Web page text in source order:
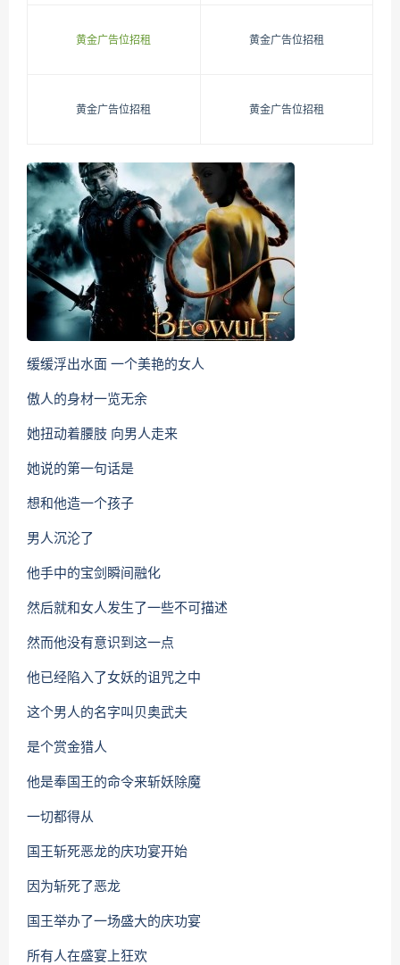
黄金广告位招租 黄金广告位招租
黄金广告位招租 黄金广告位招租
缓缓浮出水面 一个美艳的女人
傲人的身材一览无余
她扭动着腰肢 向男人走来
她说的第一句话是
想和他造一个孩子
男人沉沦了
他手中的宝剑瞬间融化
然后就和女人发生了一些不可描述
然而他没有意识到这一点
他已经陷入了女妖的诅咒之中
这个男人的名字叫贝奥武夫
是个赏金猎人
他是奉国王的命令来斩妖除魔
一切都得从
国王斩死恶龙的庆功宴开始
因为斩死了恶龙
国王举办了一场盛大的庆功宴
所有人在盛宴上狂欢